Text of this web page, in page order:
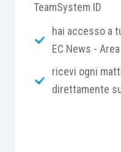
TeamSystem ID
hai accesso a
EC News -
ricevi ogni
direttamente